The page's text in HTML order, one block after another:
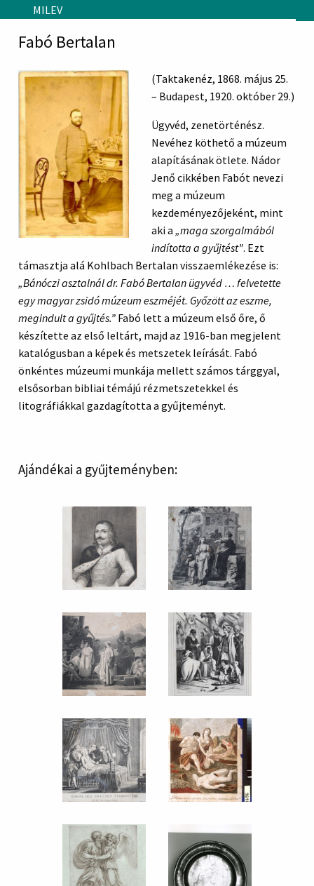
Skip to main content
MILEV
Fabó Bertalan
(Taktakenéz, 1868. május 25.
– Budapest, 1920. október 29.)
Ügyvéd, zenetörténész.
Nevéhez köthető a múzeum
alapításának ötlete. Nádor
Jenő cikkében Fabót nevezi
meg a múzeum
kezdeményezőjeként, mint
aki a„maga szorgalmából
indította a gyűjtést”. Ezt
támasztja alá Kohlbach Bertalan visszaemlékezése is:
„Bánóczi asztalnál dr. Fabó Bertalan ügyvéd … felvetette
egy magyar zsidó múzeum eszméjét. Győzött az eszme,
megindult a gyűjtés.” Fabó lett a múzeum első őre, ő
készítette az első leltárt, majd az 1916-ban megjelent
katalógusban a képek és metszetek leírását. Fabó
önkéntes múzeumi munkája mellett számos tárggyal,
elsősorban bibliai témájú rézmetszetekkel és
litográfiákkal gazdagította a gyűjteményt.
Ajándékai a gyűjteményben: